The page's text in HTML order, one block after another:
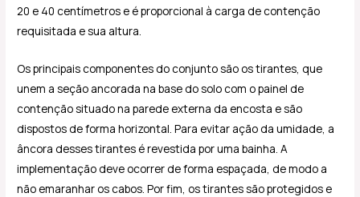
20 e 40 centímetros e é proporcional à carga de contenção
requisitada e sua altura.
Os principais componentes do conjunto são os tirantes, que
unem a seção ancorada na base do solo com o painel de
contenção situado na parede externa da encosta e são
dispostos de forma horizontal. Para evitar ação da umidade, a
âncora desses tirantes é revestida por uma bainha. A
implementação deve ocorrer de forma espaçada, de modo a
não emaranhar os cabos. Por fim, os tirantes são protegidos e